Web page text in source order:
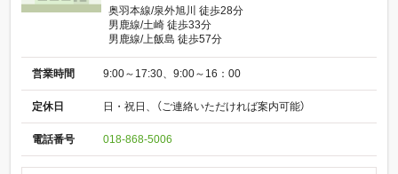
奥羽本線/泉外旭川 徒歩28分
男鹿線/土崎 徒歩33分
男鹿線/上飯島 徒歩57分
営業時間 9:00～17:30、9:00～16：00
定休日 日・祝日、（ご連絡いただければ案内可能）
電話番号 018-868-5006